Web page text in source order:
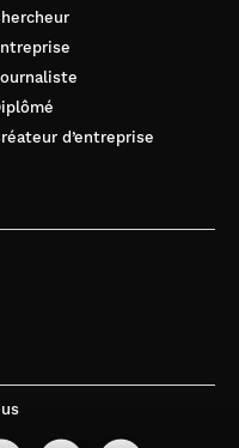
d’entreprise